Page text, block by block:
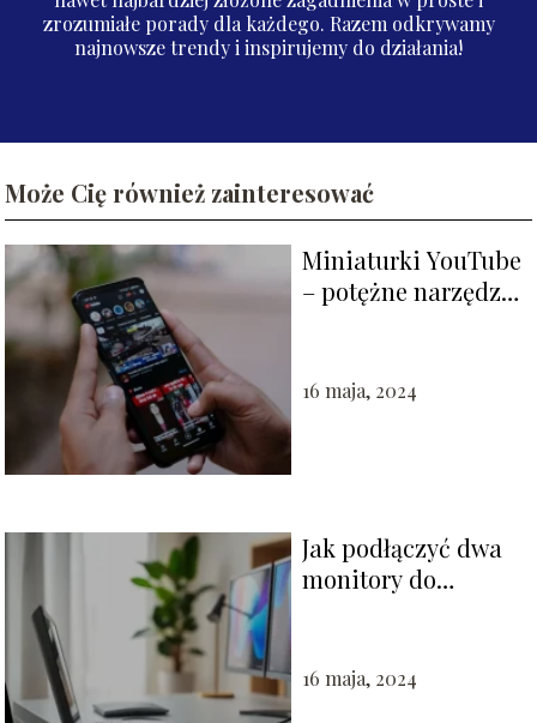
zrozumiałe porady dla każdego. Razem odkrywamy
najnowsze trendy i inspirujemy do działania!
Może Cię również zainteresować
Miniaturki YouTube
– potężne narzędzie
16 maja, 2024
Jak podłączyć dwa
monitory do
16 maja, 2024